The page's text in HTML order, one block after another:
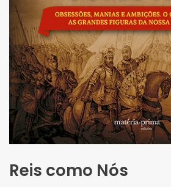
Reis como Nós